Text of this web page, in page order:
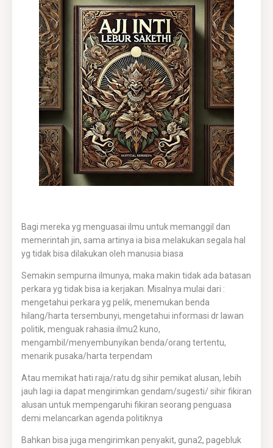
Bagi mereka yg menguasai ilmu untuk memanggil dan
memerintah jin, sama artinya ia bisa melakukan segala hal
yg tidak bisa dilakukan oleh manusia biasa
Semakin sempurna ilmunya, maka makin tidak ada batasan
perkara yg tidak bisa ia kerjakan. Misalnya mulai dari :
mengetahui perkara yg pelik, menemukan benda
hilang/harta tersembunyi, mengetahui informasi dr lawan
politik, menguak rahasia ilmu2 kuno,
mengambil/menyembunyikan benda/orang tertentu,
menarik pusaka/harta terpendam
Atau memikat hati raja/ratu dg sihir pemikat alusan, lebih
jauh lagi ia dapat mengirimkan gendam/sugesti/ sihir fikiran
alusan untuk mempengaruhi fikiran seorang penguasa
demi melancarkan agenda politiknya
Bahkan bisa juga mengirimkan penyakit, guna2, pagebluk